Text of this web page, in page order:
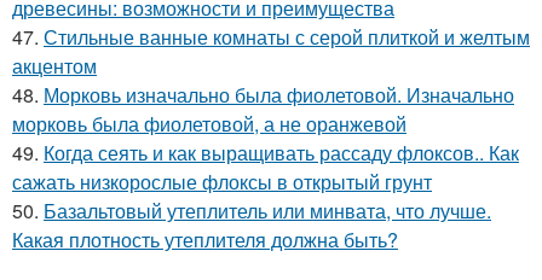
древесины: возможности и преимущества
47. Стильные ванные комнаты с серой плиткой и желтым
акцентом
48. Морковь изначально была фиолетовой. Изначально
морковь была фиолетовой, а не оранжевой
49. Когда сеять и как выращивать рассаду флоксов.. Как
сажать низкорослые флоксы в открытый грунт
50. Базальтовый утеплитель или минвата, что лучше.
Какая плотность утеплителя должна быть?